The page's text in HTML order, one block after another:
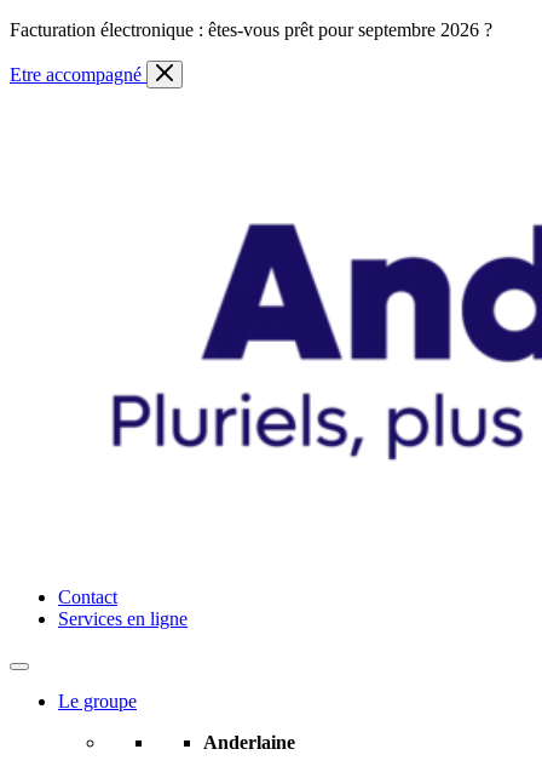
Skip
content
Facturation électronique : êtes-vous prêt pour septembre 2026 ?
Etre accompagné
Anderlaine | Conseil – Expert comptable – Avocat – Audit
Contact
Services en ligne
Le groupe
Anderlaine